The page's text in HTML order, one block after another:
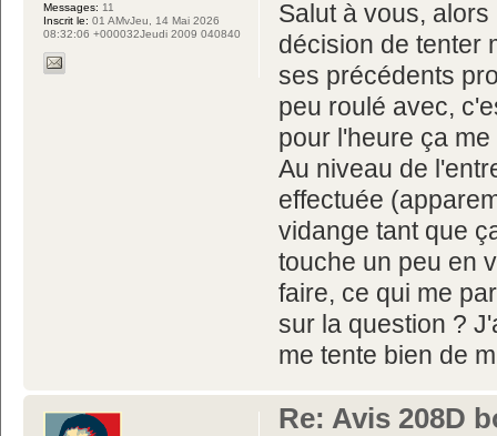
Salut à vous,
décision de tenter
ses précédents
peu roulé avec,
pour l'heure ça
Au niveau de
effectuée
vidange tant que
touche un peu en
faire, ce qui me
sur la question ?
me tente bien de
Messages: 11
Inscrit le: 01 AMvJeu, 14 Mai 2026
08:32:06 +000032Jeudi 2009 040840
Re: Avis 208D